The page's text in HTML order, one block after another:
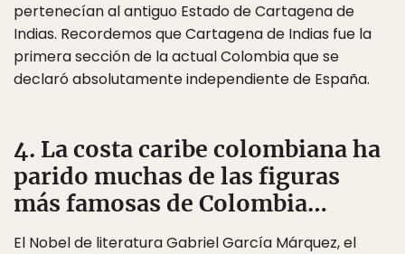
pertenecían al antiguo Estado de Cartagena de
Indias. Recordemos que Cartagena de Indias fue la
primera sección de la actual Colombia que se
declaró absolutamente independiente de España.
4. La costa caribe colombiana ha
parido muchas de las figuras
más famosas de Colombia…
El Nobel de literatura Gabriel García Márquez, el